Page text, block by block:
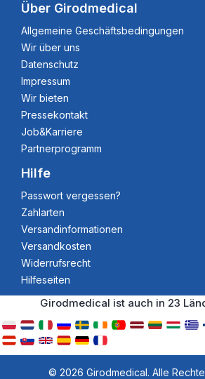
Über Girodmedical
Allgemeine Geschäftsbedingungen
Wir über uns
Datenschutz
Impressum
Wir bieten
Pressekontakt
Job&Karriere
Partnerprogramm
Hilfe
Passwort vergessen?
Zahlarten
Versandinformationen
Versandkosten
Widerrufsrecht
Hilfeseiten
Girodmedical ist auch in 23
© 2026 Girodmedical. Alle